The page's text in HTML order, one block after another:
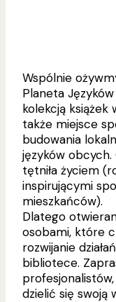
Wspólnie
Planeta
kolekcją książek
także miejsce
budowania
języków
tętniła życiem
inspirującymi
mieszkańców).
Dlatego
osobami, które
rozwijanie
bibliotece.
dzielić się swoją